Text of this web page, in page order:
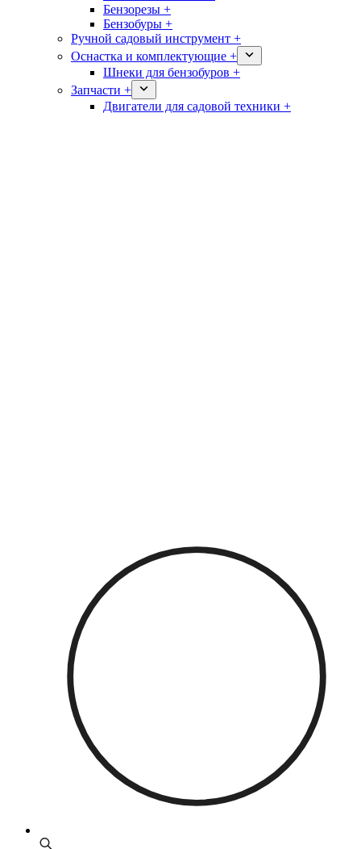
Бензорезы +
Бензобуры +
Ручной садовый инструмент +
Оснастка и комплектующие +
Шнеки для бензобуров +
Запчасти +
Двигатели для садовой техники +